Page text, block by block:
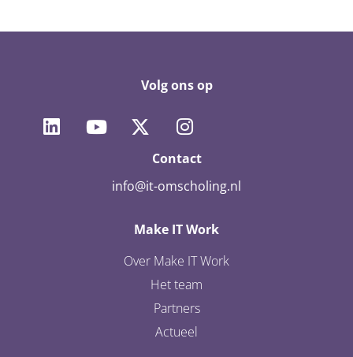
Volg ons op
Contact
info@it-omscholing.nl
Make IT Work
Over Make IT Work
Het team
Partners
Actueel